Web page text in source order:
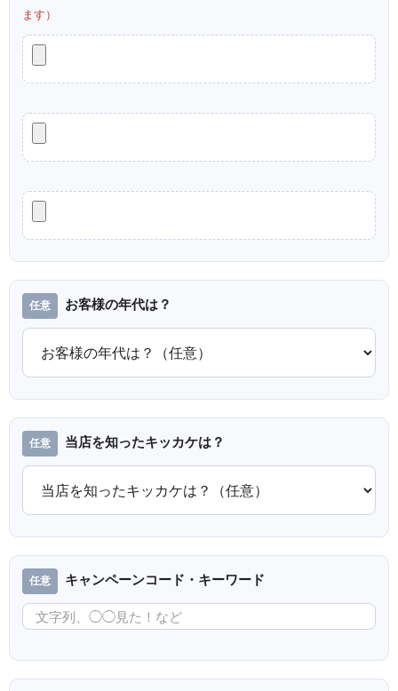
ます）
お客様の年代は？
当店を知ったキッカケは？
キャンペーンコード・キーワード